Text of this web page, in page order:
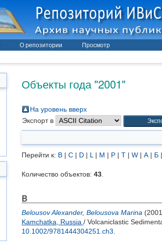
О репозитории Просмотр
Объекты года "2001"
На уровень вверх
Экспорт в
Перейти к: B | C | D | L | M | P | T | W | А | Б |
Количество объектов: 43
B
Belousov Alexander, Belousova Marina
Kamchatka, Russia / Volcaniclastic
10.1002/9781444304251.ch3